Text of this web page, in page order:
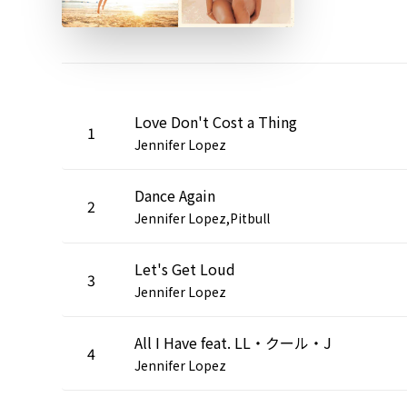
1 Love Don't Cost a Thing
Jennifer Lopez
2 Dance Again
Jennifer Lopez,Pitbull
3 Let's Get Loud
Jennifer Lopez
4 All I Have feat. LL・クール・J
Jennifer Lopez